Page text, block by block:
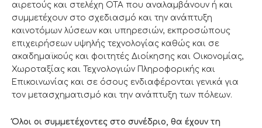
αιρετούς και στελέχη ΟΤΑ που αναλαμβάνουν ή και
συμμετέχουν στο σχεδιασμό και την ανάπτυξη
καινοτόμων λύσεων και υπηρεσιών, εκπροσώπους
επιχειρήσεων υψηλής τεχνολογίας καθώς και σε
ακαδημαϊκούς και φοιτητές Διοίκησης και Οικονομίας,
Χωροταξίας και Τεχνολογιών Πληροφορικής και
Επικοινωνίας και σε όσους ενδιαφέρονται γενικά για
τον μετασχηματισμό και την ανάπτυξη των πόλεων.
Όλοι οι συμμετέχοντες στο συνέδριο, θα έχουν τη